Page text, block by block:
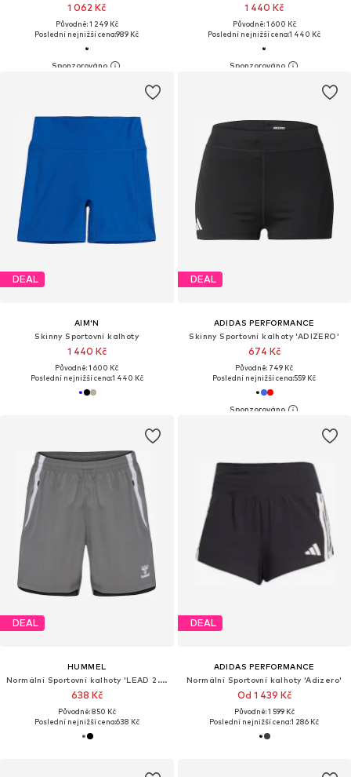
1 062 Kč
Původně: 1 249 Kč
Poslední nejnižší cena:989 Kč
1 440 Kč
Původně: 1 600 Kč
Poslední nejnižší cena:1 440 Kč
DEAL
AIM'N
Skinny Sportovní kalhoty
1 440 Kč
Původně: 1 600 Kč
Poslední nejnižší cena:1 440 Kč
DEAL
ADIDAS PERFORMANCE
Skinny Sportovní kalhoty 'ADIZERO'
674 Kč
Původně: 749 Kč
Poslední nejnižší cena:559 Kč
DEAL
HUMMEL
Normální Sportovní kalhoty 'LEAD 2.0'
638 Kč
Původně: 850 Kč
Poslední nejnižší cena:638 Kč
DEAL
ADIDAS PERFORMANCE
Normální Sportovní kalhoty 'Adizero'
Od 1 439 Kč
Původně: 1 599 Kč
Poslední nejnižší cena:1 286 Kč